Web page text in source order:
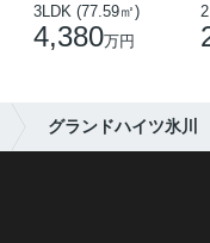
3LDK (77.59㎡)
4,380万円
グランドハイツ氷川